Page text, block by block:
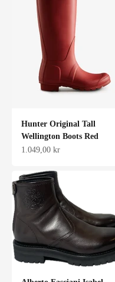
Hunter Original Tall
Wellington Boots Red
Salgspris
1.049,00 kr